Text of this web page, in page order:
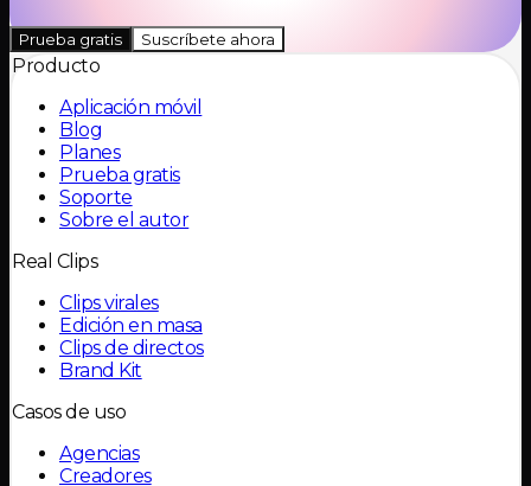
Prueba gratis Suscríbete ahora
Producto
Aplicación móvil
Blog
Planes
Prueba gratis
Soporte
Sobre el autor
Real Clips
Clips virales
Edición en masa
Clips de directos
Brand Kit
Casos de uso
Agencias
Creadores